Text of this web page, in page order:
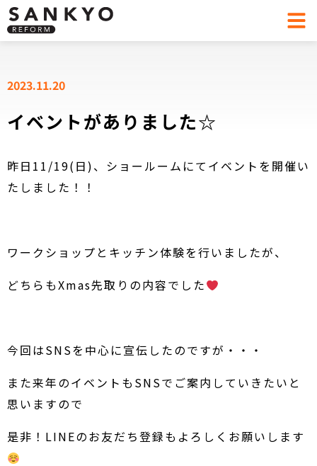
2023.11.20
イベントがありました☆
昨日11/19(日)、ショールームにてイベントを開催い
たしました！！
ワークショップとキッチン体験を行いましたが、
どちらもXmas先取りの内容でした
今回はSNSを中心に宣伝したのですが・・・
また来年のイベントもSNSでご案内していきたいと
思いますので
是非！LINEのお友だち登録もよろしくお願いします